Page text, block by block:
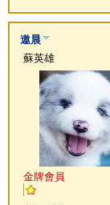
遨晨
蘇英雄
金牌會員